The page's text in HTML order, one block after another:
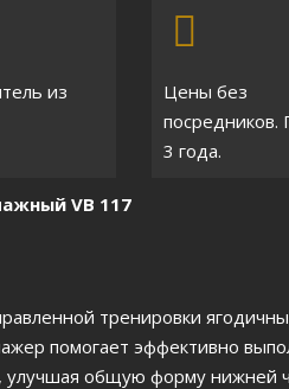
из
Цены без
посредников.
3 года.
VB 117
тренировки
помогает эффективно
улучшая общую форму нижней